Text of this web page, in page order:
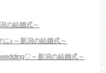
の結婚式～
♪～新潟の結婚式～
～新潟の結婚式～